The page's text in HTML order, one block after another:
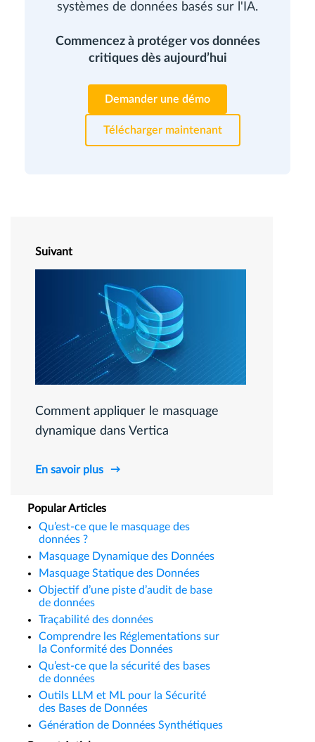
systèmes de données basés sur l'IA.
Commencez à protéger vos données
critiques dès aujourd’hui
Demander une démo
Télécharger maintenant
Suivant
Comment appliquer le masquage
dynamique dans Vertica
En savoir plus
Popular Articles
Qu’est-ce que le masquage des
données ?
Masquage Dynamique des Données
Masquage Statique des Données
Objectif d’une piste d’audit de base
de données
Traçabilité des données
Comprendre les Réglementations sur
la Conformité des Données
Qu’est-ce que la sécurité des bases
de données
Outils LLM et ML pour la Sécurité
des Bases de Données
Génération de Données Synthétiques